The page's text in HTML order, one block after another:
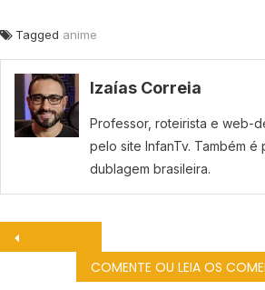
Tagged anime
Izaías Correia
Professor, roteirista e web-
pelo site InfanTv. Também é
dublagem brasileira.
COMENTE OU LEIA OS